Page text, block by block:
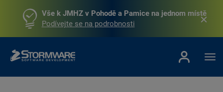
Vše k JMHZ v Pohodě a Pamice na jednom místě
Podívejte se na podrobnosti